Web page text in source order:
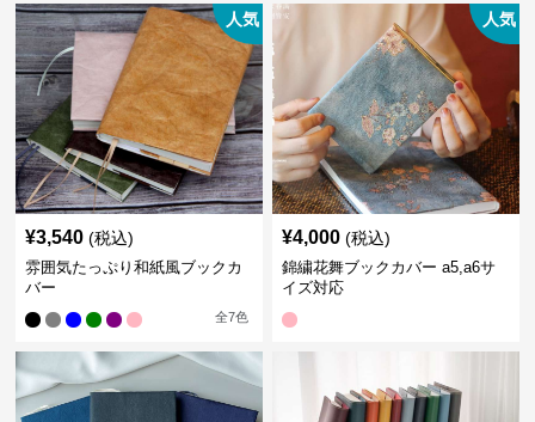
人気
¥3,540 (税込)
雰囲気たっぷり和紙風ブックカ
バー
全7色
人気
¥4,000 (税込)
錦繍花舞ブックカバー a5,a6サ
イズ対応